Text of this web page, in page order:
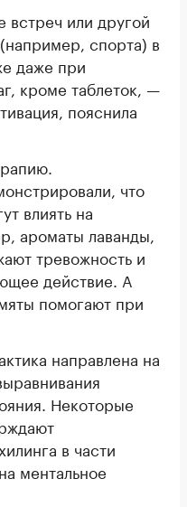
встреч или другой
спорта) в
даже при
кроме таблеток, —
пояснила
что
влиять на
ароматы лаванды,
тревожность и
действие. А
помогают при
направлена на
Некоторые
в части
ментальное